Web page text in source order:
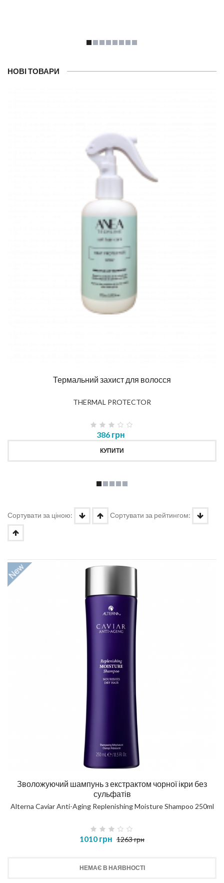
НОВІ ТОВАРИ
Термальний захист для волосся
THERMAL PROTECTOR
386 грн
КУПИТИ
Сортувати за ціною: Сортувати за рейтингом:
Зволожуючий шампунь з екстрактом чорної ікри без
сульфатів
Alterna Caviar Anti-Aging Replenishing Moisture Shampoo 250ml
1010 грн 1263 грн
НЕМАЄ В НАЯВНОСТІ